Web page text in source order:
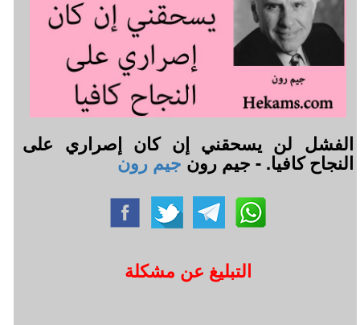
الفشل لن يسحقني إن كان إصراري على
النجاح كافيا. - جيم رونجيم رون
التبليغ عن مشكلة